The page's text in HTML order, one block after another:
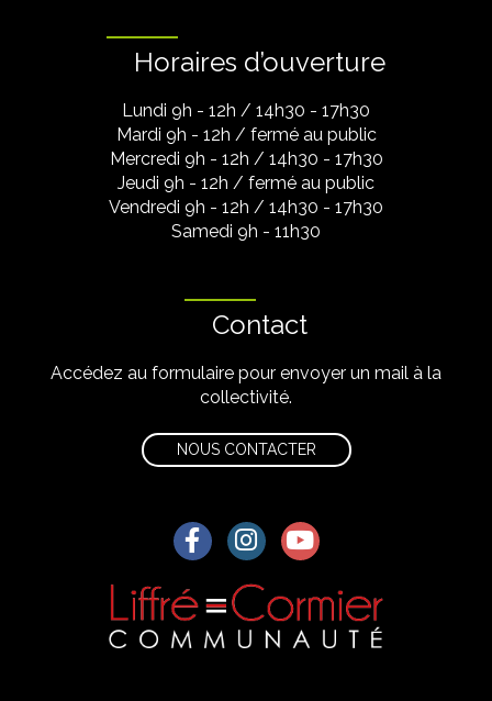
Horaires d’ouverture
Lundi 9h - 12h / 14h30 - 17h30
Mardi 9h - 12h / fermé au public
Mercredi 9h - 12h / 14h30 - 17h30
Jeudi 9h - 12h / fermé au public
Vendredi 9h - 12h / 14h30 - 17h30
Samedi 9h - 11h30
Contact
Accédez au formulaire pour envoyer un mail à la
collectivité.
NOUS CONTACTER
Lien vers le compte Facebook
Lien vers le compte
Lien vers la chaîne